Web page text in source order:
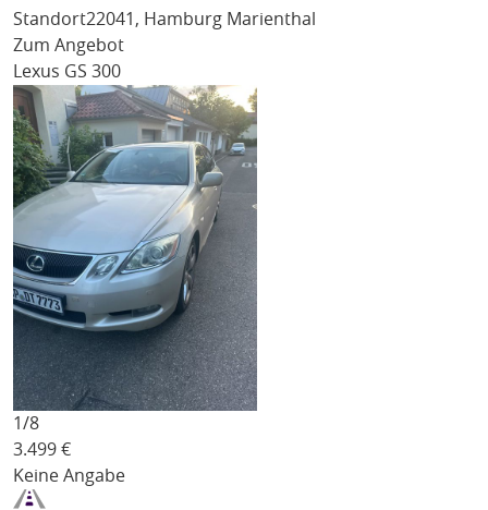
Standort22041, Hamburg Marienthal
Zum Angebot
Lexus GS 300
1/8
3.499 €
Keine Angabe